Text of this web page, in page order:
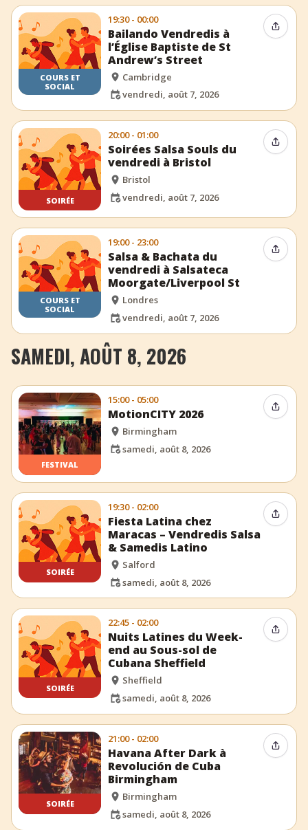
COURS ET
SOCIAL
19:30 - 00:00
Bailando Vendredis à
l’Église Baptiste de St
Andrew’s Street
Cambridge
vendredi, août 7, 2026
SOIRÉE
20:00 - 01:00
Soirées Salsa Souls du
vendredi à Bristol
Bristol
vendredi, août 7, 2026
COURS ET
SOCIAL
19:00 - 23:00
Salsa & Bachata du
vendredi à Salsateca
Moorgate/Liverpool St
Londres
vendredi, août 7, 2026
SAMEDI, AOÛT 8, 2026
FESTIVAL
15:00 - 05:00
MotionCITY 2026
Birmingham
samedi, août 8, 2026
SOIRÉE
19:30 - 02:00
Fiesta Latina chez
Maracas – Vendredis Salsa
& Samedis Latino
Salford
samedi, août 8, 2026
SOIRÉE
22:45 - 02:00
Nuits Latines du Week-
end au Sous-sol de
Cubana Sheffield
Sheffield
samedi, août 8, 2026
SOIRÉE
21:00 - 02:00
Havana After Dark à
Revolución de Cuba
Birmingham
Birmingham
samedi, août 8, 2026